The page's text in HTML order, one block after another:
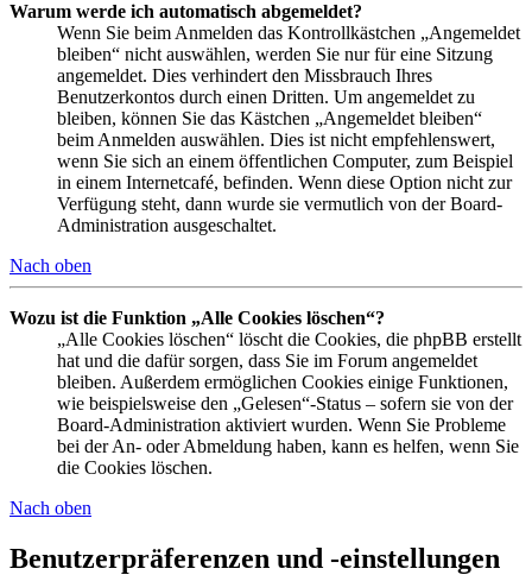
Warum werde ich automatisch abgemeldet?
Wenn Sie beim Anmelden das Kontrollkästchen „Angemeldet
bleiben“ nicht auswählen, werden Sie nur für eine Sitzung
angemeldet. Dies verhindert den Missbrauch Ihres
Benutzerkontos durch einen Dritten. Um angemeldet zu
bleiben, können Sie das Kästchen „Angemeldet bleiben“
beim Anmelden auswählen. Dies ist nicht empfehlenswert,
wenn Sie sich an einem öffentlichen Computer, zum Beispiel
in einem Internetcafé, befinden. Wenn diese Option nicht zur
Verfügung steht, dann wurde sie vermutlich von der Board-
Administration ausgeschaltet.
Nach oben
Wozu ist die Funktion „Alle Cookies löschen“?
„Alle Cookies löschen“ löscht die Cookies, die phpBB erstellt
hat und die dafür sorgen, dass Sie im Forum angemeldet
bleiben. Außerdem ermöglichen Cookies einige Funktionen,
wie beispielsweise den „Gelesen“-Status – sofern sie von der
Board-Administration aktiviert wurden. Wenn Sie Probleme
bei der An- oder Abmeldung haben, kann es helfen, wenn Sie
die Cookies löschen.
Nach oben
Benutzerpräferenzen und -einstellungen